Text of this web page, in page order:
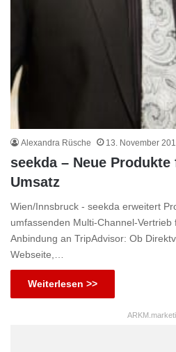
Alexandra Rüsche 13. November
seekda – Neue
Umsatz
Wien/Innsbruck - seekda erweitert
umfassenden Multi-Channel-
Anbindung an TripAdvisor: Ob
Webseite,…
Weiterlesen >>